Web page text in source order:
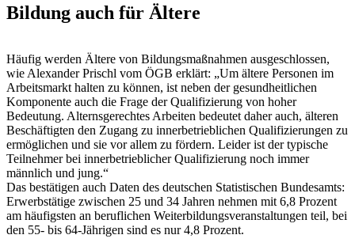
Bildung auch für Ältere
Häufig werden Ältere von Bildungsmaßnahmen ausgeschlossen,
wie Alexander Prischl vom ÖGB erklärt: „Um ältere Personen im
Arbeitsmarkt halten zu können, ist neben der gesundheitlichen
Komponente auch die Frage der Qualifizierung von hoher
Bedeutung. Alternsgerechtes Arbeiten bedeutet daher auch, älteren
Beschäftigten den Zugang zu innerbetrieblichen Qualifizierungen zu
ermöglichen und sie vor allem zu fördern. Leider ist der typische
Teilnehmer bei innerbetrieblicher Qualifizierung noch immer
männlich und jung.“
Das bestätigen auch Daten des deutschen Statistischen Bundesamts:
Erwerbstätige zwischen 25 und 34 Jahren nehmen mit 6,8 Prozent
am häufigsten an beruflichen Weiterbildungsveranstaltungen teil, bei
den 55- bis 64-Jährigen sind es nur 4,8 Prozent.